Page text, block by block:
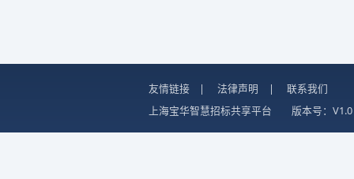
友情链接 | 法律声明 |
联系我们
上海宝华智慧招标共享平台
版本号：V1.0